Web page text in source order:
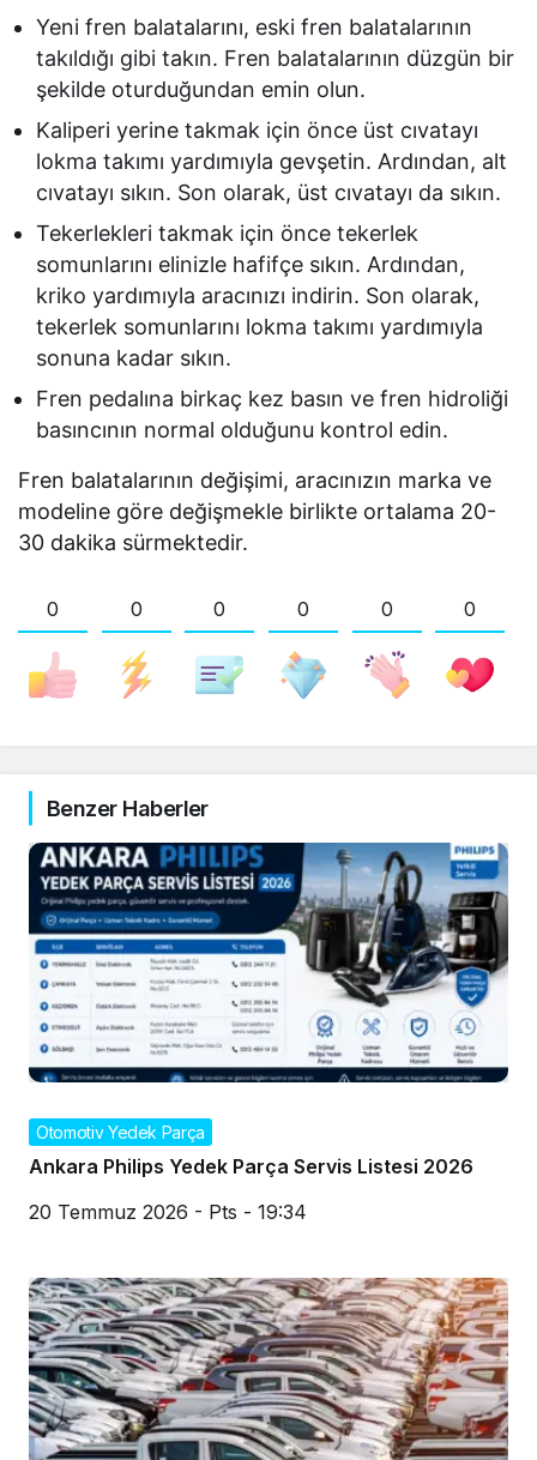
Yeni fren balatalarını, eski fren balatalarının
takıldığı gibi takın. Fren balatalarının düzgün bir
şekilde oturduğundan emin olun.
Kaliperi yerine takmak için önce üst cıvatayı
lokma takımı yardımıyla gevşetin. Ardından, alt
cıvatayı sıkın. Son olarak, üst cıvatayı da sıkın.
Tekerlekleri takmak için önce tekerlek
somunlarını elinizle hafifçe sıkın. Ardından,
kriko yardımıyla aracınızı indirin. Son olarak,
tekerlek somunlarını lokma takımı yardımıyla
sonuna kadar sıkın.
Fren pedalına birkaç kez basın ve fren hidroliği
basıncının normal olduğunu kontrol edin.
Fren balatalarının değişimi, aracınızın marka ve
modeline göre değişmekle birlikte ortalama 20-
30 dakika sürmektedir.
0 0 0 0 0 0
Benzer Haberler
Otomotiv Yedek Parça
Ankara Philips Yedek Parça Servis Listesi 2026
20 Temmuz 2026 - Pts - 19:34